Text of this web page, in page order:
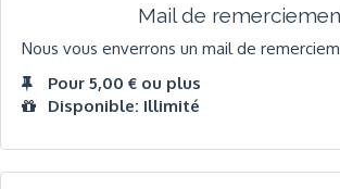
Mail de
Nous vous enverrons un mail de
Pour 5,00 € ou plus
Disponible: Illimité